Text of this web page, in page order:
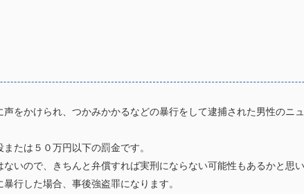
をかけられ、つかみかかるなどの暴行をして逮捕された男性のニ
たは５０万円以下の罰金です。
いので、きちんと弁償すれば実刑にならない可能性もあるかと思
行した場合、事後強盗罪になります。